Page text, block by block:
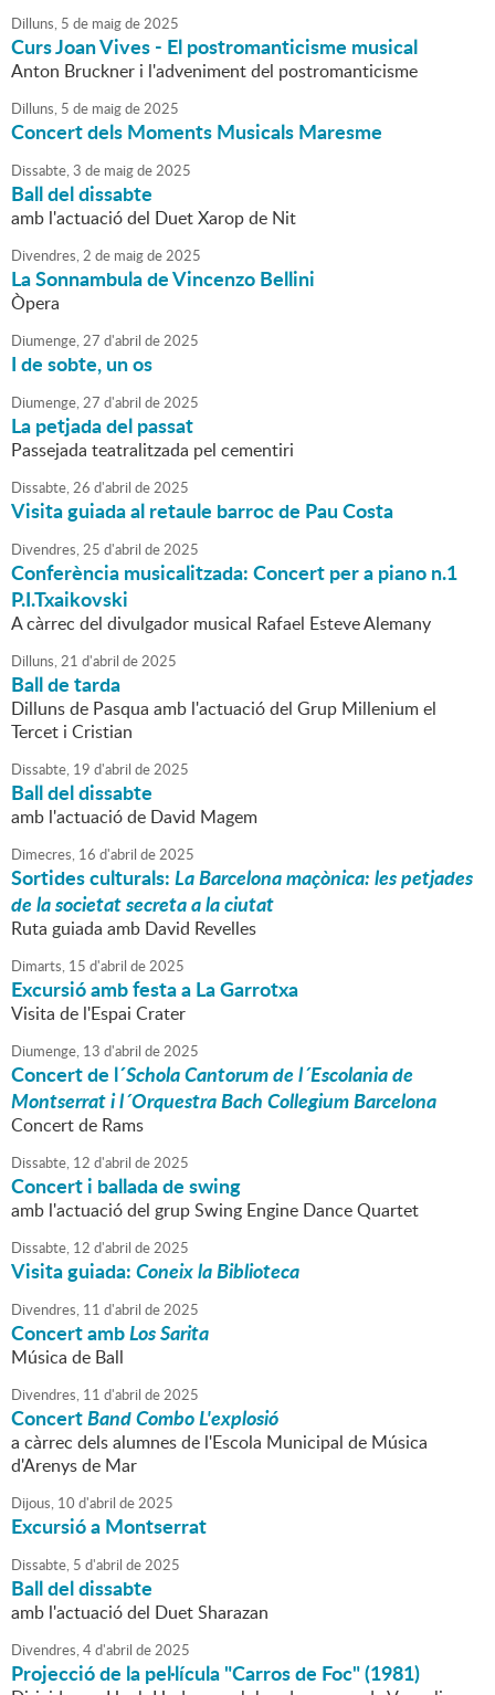
Dilluns, 5 de maigde2025
Curs Joan Vives - El postromanticisme musical
Anton Bruckner i l'adveniment del postromanticisme
Dilluns, 5 de maigde2025
Concert dels Moments Musicals Maresme
Dissabte,3 de maigde2025
Ball del dissabte
amb l'actuació del Duet Xarop de Nit
Divendres,2 de maigde2025
La Sonnambula de Vincenzo Bellini
Òpera
Diumenge,27 d'abril de2025
I de sobte, un os
Diumenge,27 d'abril de2025
La petjada del passat
Passejada teatralitzada pel cementiri
Dissabte,26 d'abril de2025
Visita guiada al retaule barroc de Pau Costa
Divendres,25 d'abril de2025
Conferència musicalitzada: Concert per a piano n.1
P.I.Txaikovski
A càrrec del divulgador musical Rafael Esteve Alemany
Dilluns,21 d'abril de2025
Ball de tarda
Dilluns de Pasqua amb l'actuació del Grup Millenium el
Tercet i Cristian
Dissabte, 19 d'abril de2025
Ball del dissabte
amb l'actuació de David Magem
Dimecres, 16 d'abril de2025
Sortides culturals:La Barcelona maçònica: les petjades
de la societat secreta a la ciutat
Ruta guiada amb David Revelles
Dimarts, 15 d'abril de2025
Excursió amb festa a La Garrotxa
Visita de l'Espai Crater
Diumenge, 13 d'abril de2025
Concert de l´Schola Cantorum de l´Escolania de
Montserrat i l´Orquestra Bach Collegium Barcelona
Concert de Rams
Dissabte, 12 d'abril de2025
Concert i ballada de swing
amb l'actuació del grup Swing Engine Dance Quartet
Dissabte, 12 d'abril de2025
Visita guiada:Coneix la Biblioteca
Divendres, 11 d'abril de2025
Concert ambLos Sarita
Música de Ball
Divendres, 11 d'abril de2025
ConcertBand Combo L'explosió
a càrrec dels alumnes de l'Escola Municipal de Música
d'Arenys de Mar
Dijous, 10 d'abril de2025
Excursió a Montserrat
Dissabte, 5 d'abril de2025
Ball del dissabte
amb l'actuació del Duet Sharazan
Divendres,4d'abril de2025
Projecció de la pel·lícula "Carros de Foc" (1981)